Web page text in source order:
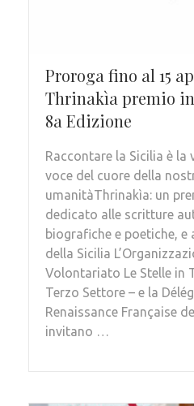
Proroga fino al 15
Thrinakìa premio
8a Edizione
Raccontare la Sicilia è
voce del cuore della
umanitàThrinakìa: un
dedicato alle scritture
biografiche e poetiche, e
della Sicilia
Volontariato Le Stelle in
Terzo Settore – e la
Renaissance Française
invitano …